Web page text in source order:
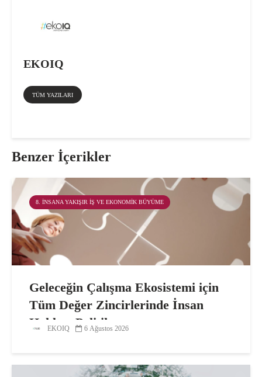
EKOIQ
TÜM YAZILARI
Benzer İçerikler
8. İNSANA YAKIŞIR İŞ VE EKONOMIK BÜYÜME
Geleceğin Çalışma Ekosistemi için
Tüm Değer Zincirlerinde İnsan
Hakları Politikası
EKOIQ 6 Ağustos 2026